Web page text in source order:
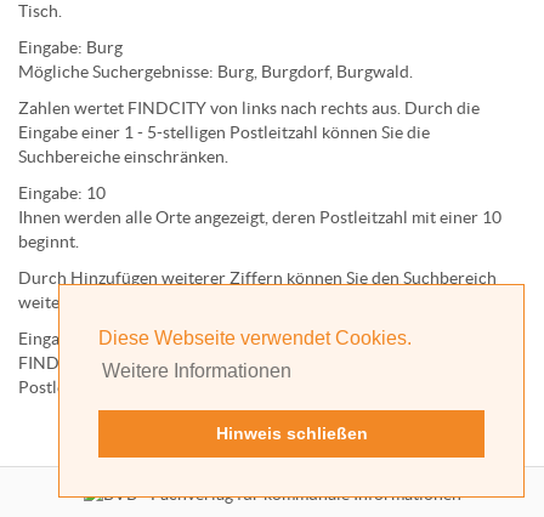
Diese Webseite verwendet Cookies.
Weitere Informationen
Hinweis schließen
Tisch
Eingabe: Burg
Mögliche Suchergebnisse: Burg Burgdorf, Burgwald.
Zahlen wertet FINDCITY von links nach rechts aus. Durch die
Eingabe einer 1 - 5-stelligen Postleitzahl können Sie die
Suchbereiche einschränken.
Eingabe: 10
Ihnen werden alle Orteangezeigt, deren Postleitzahl mit einer 10
beginnt.
Durch Hinzufügen weiterer Ziffern können Sie den Suchbereich
weiter einschränken.
Eingabe:
10585
FINDCITY präsentiert Ihnen ausschließlich die zu dieser
Postleitzahl gehörende Kommune; in diesem Fall Berlin.